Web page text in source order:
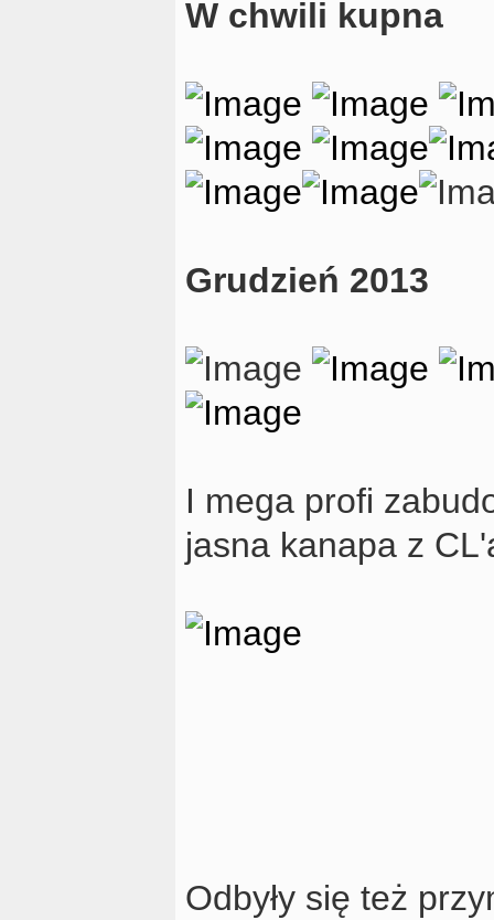
W chwili kupna
Grudzień 2013
I mega profi
jasna kanapa z
Odbyły się też